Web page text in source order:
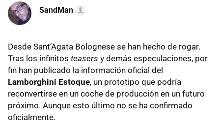
SandMan
Desde Sant’Agata Bolognese se han hecho de rogar.
Tras los infinitos teasers y demás especulaciones, por
fin han publicado la información oficial del
Lamborghini Estoque, un prototipo que podría
reconvertirse en un coche de producción en un futuro
próximo. Aunque esto último no se ha confirmado
oficialmente.